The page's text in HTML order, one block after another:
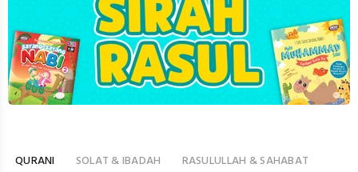
QURANI SOLAT & IBADAH
RASULULLAH & SAHABAT